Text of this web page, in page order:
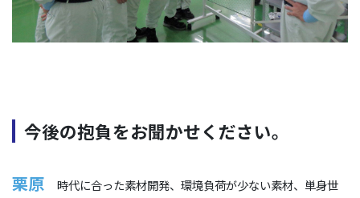
今後の抱負をお聞かせください。
栗原
時代に合った素材開発、環境負荷が少ない素材、単身世